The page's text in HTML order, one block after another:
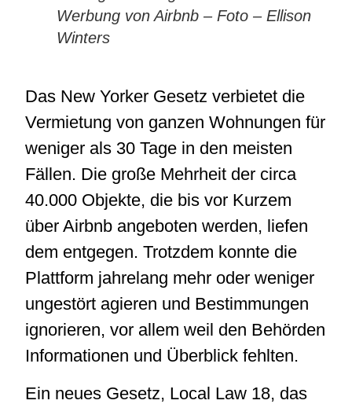
Werbung von Airbnb – Foto – Ellison
Winters
Das New Yorker Gesetz verbietet die
Vermietung von ganzen Wohnungen für
weniger als 30 Tage in den meisten
Fällen. Die große Mehrheit der circa
40.000 Objekte, die bis vor Kurzem
über Airbnb angeboten werden, liefen
dem entgegen. Trotzdem konnte die
Plattform jahrelang mehr oder weniger
ungestört agieren und Bestimmungen
ignorieren, vor allem weil den Behörden
Informationen und Überblick fehlten.
Ein neues Gesetz, Local Law 18, das